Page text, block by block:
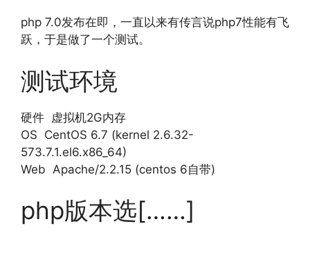
php 7.0发布在即，一直以来有传言说php7性能有飞
跃，于是做了一个测试。
测试环境
硬件 虚拟机2G内存
OS CentOS 6.7 (kernel 2.6.32-
573.7.1.el6.x86_64)
Web Apache/2.2.15 (centos 6自带)
php版本选[……]